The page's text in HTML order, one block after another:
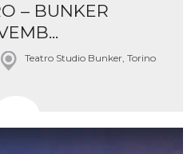
– BUNKER
Teatro Studio Bunker, Torino